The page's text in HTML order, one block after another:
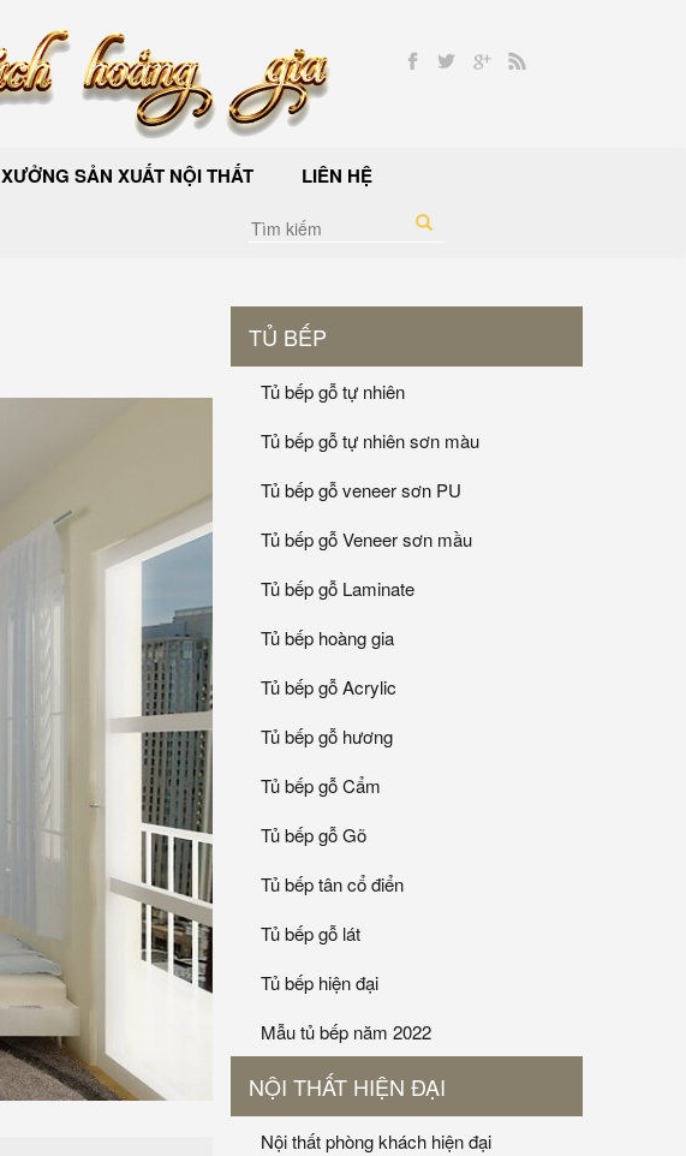
XƯỞNG SẢN XUẤT NỘI THẤT LIÊN HỆ
TỦ BẾP
Tủ bếp gỗ tự nhiên
Tủ bếp gỗ tự nhiên sơn màu
Tủ bếp gỗ veneer sơn PU
Tủ bếp gỗ Veneer sơn mầu
Tủ bếp gỗ Laminate
Tủ bếp hoàng gia
Tủ bếp gỗ Acrylic
Tủ bếp gỗ hương
Tủ bếp gỗ Cẩm
Tủ bếp gỗ Gõ
Tủ bếp tân cổ điển
Tủ bếp gỗ lát
Tủ bếp hiện đại
Mẫu tủ bếp năm 2022
NỘI THẤT HIỆN ĐẠI
Nội thất phòng khách hiện đại